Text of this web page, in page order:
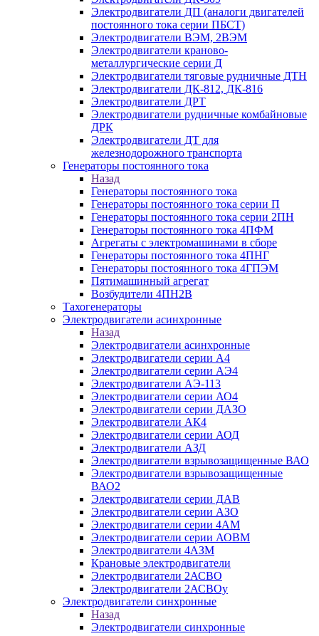
Электродвигатели ДП (аналоги двигателей
постоянного тока серии ПБСТ)
Электродвигатели ВЭМ, 2ВЭМ
Электродвигатели краново-
металлургические серии Д
Электродвигатели тяговые рудничные ДТН
Электродвигатели ДК-812, ДК-816
Электродвигатели ДРТ
Электродвигатели рудничные комбайновые
ДРК
Электродвигатели ДТ для
железнодорожного транспорта
Генераторы постоянного тока
Назад
Генераторы постоянного тока
Генераторы постоянного тока серии П
Генераторы постоянного тока серии 2ПН
Генераторы постоянного тока 4ПФМ
Агрегаты с электромашинами в сборе
Генераторы постоянного тока 4ПНГ
Генераторы постоянного тока 4ГПЭМ
Пятимашинный агрегат
Возбудители 4ПН2В
Тахогенераторы
Электродвигатели асинхронные
Назад
Электродвигатели асинхронные
Электродвигатели серии А4
Электродвигатели серии АЭ4
Электродвигатели АЭ-113
Электродвигатели серии АО4
Электродвигатели серии ДАЗО
Электродвигатели АК4
Электродвигатели серии АОД
Электродвигатели АЗД
Электродвигатели взрывозащищенные ВАО
Электродвигатели взрывозащищенные
ВАО2
Электродвигатели серии ДАВ
Электродвигатели серии АЗО
Электродвигатели серии 4АМ
Электродвигатели серии АОВМ
Электродвигатели 4АЗМ
Крановые электродвигатели
Электродвигатели 2АСВО
Электродвигатели 2АСВОу
Электродвигатели синхронные
Назад
Электродвигатели синхронные